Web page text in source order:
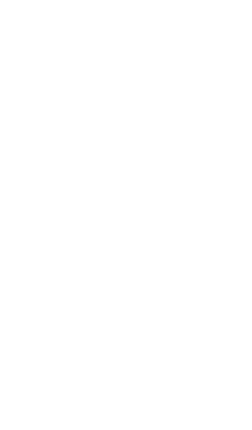
络，让营销信息像病毒一样传播
通常在用户中自发传播，因此成本
seo优化、地址栏搜索、网站链
，实际上是商家在微博平台上推
户发布企业和产品信息，这有助于